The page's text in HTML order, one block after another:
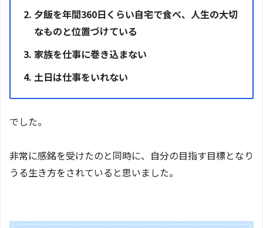
夕飯を年間360日くらい自宅で食べ、人生の大切
なものと位置づけている
家族を仕事に巻き込まない
土日は仕事をいれない
でした。
非常に感銘を受けたのと同時に、自分の目指す目標となり
うる生き方をされていると思いました。